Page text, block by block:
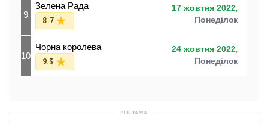
9
Зелена Рада
8.7
17 жовтня 2022,
Понеділок
10
Чорна королева
9.3
24 жовтня 2022,
Понеділок
РЕКЛАМА